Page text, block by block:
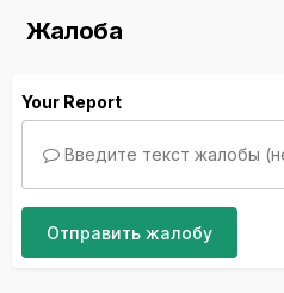
Жалоба
Your Report
Введите текст жалобы
Отправить жалобу